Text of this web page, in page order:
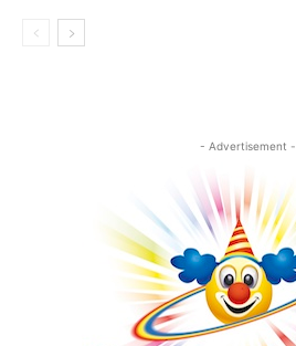
- Advertisement -